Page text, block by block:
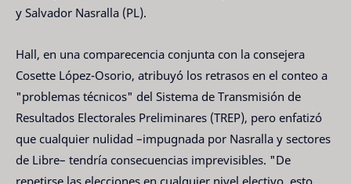
y Salvador Nasralla (PL).
Hall, en una comparecencia conjunta con la consejera
Cosette López-Osorio, atribuyó los retrasos en el conteo a
"problemas técnicos" del Sistema de Transmisión de
Resultados Electorales Preliminares (TREP), pero enfatizó
que cualquier nulidad –impugnada por Nasralla y sectores
de Libre– tendría consecuencias imprevisibles. "De
repetirse las elecciones en cualquier nivel electivo, esto